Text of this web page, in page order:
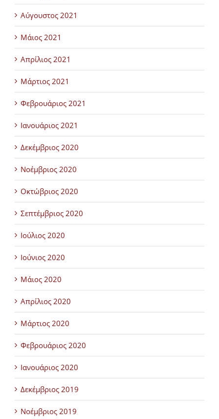
Αύγουστος 2021
Μάιος 2021
Απρίλιος 2021
Μάρτιος 2021
Φεβρουάριος 2021
Ιανουάριος 2021
Δεκέμβριος 2020
Νοέμβριος 2020
Οκτώβριος 2020
Σεπτέμβριος 2020
Ιούλιος 2020
Ιούνιος 2020
Μάιος 2020
Απρίλιος 2020
Μάρτιος 2020
Φεβρουάριος 2020
Ιανουάριος 2020
Δεκέμβριος 2019
Νοέμβριος 2019